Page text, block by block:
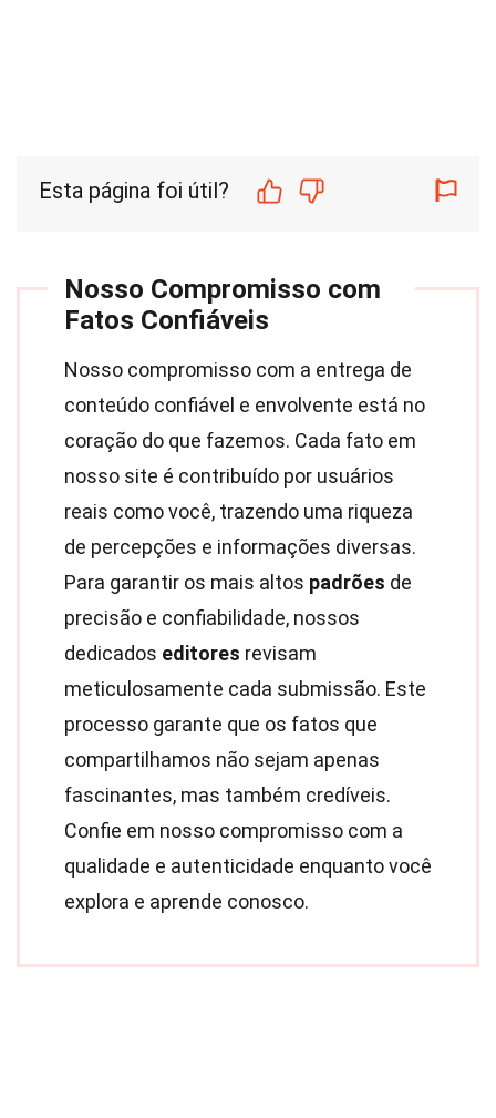
Esta página foi útil?
Nosso Compromisso com
Fatos Confiáveis
Nosso compromisso com a entrega de
conteúdo confiável e envolvente está no
coração do que fazemos. Cada fato em
nosso site é contribuído por usuários
reais como você, trazendo uma riqueza
de percepções e informações diversas.
Para garantir os mais altos padrões de
precisão e confiabilidade, nossos
dedicados editores revisam
meticulosamente cada submissão. Este
processo garante que os fatos que
compartilhamos não sejam apenas
fascinantes, mas também credíveis.
Confie em nosso compromisso com a
qualidade e autenticidade enquanto você
explora e aprende conosco.